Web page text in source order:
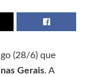
(28/6) que
Gerais. A